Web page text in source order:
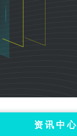
香港机柜租用
资讯中心